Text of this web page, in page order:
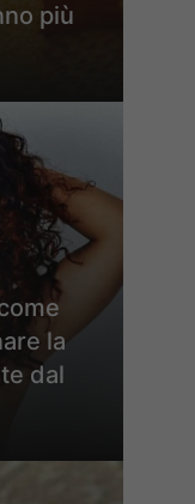
più
la
dal